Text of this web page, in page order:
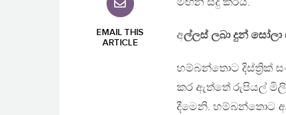
EMAIL THIS
ARTICLE
අල්ලස් ලබා දුන් සෝලා
හම්බන්තොට දිස්ත්‍රික්
කර ඇත්තේ රුපියල්
දීමෙනි. හම්බන්තොට